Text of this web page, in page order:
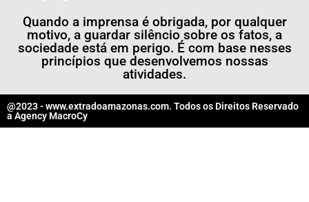
Quando a imprensa é obrigada, por qualquer
motivo, a guardar silêncio sobre os fatos, a
sociedade está em perigo. É com base nesses
princípios que desenvolvemos nossas
atividades.
@2023 - www.extradoamazonas.com. Todos os Direitos Reservado
a Agency MacroCy